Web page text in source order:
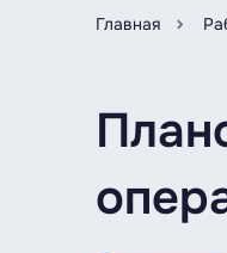
Главная